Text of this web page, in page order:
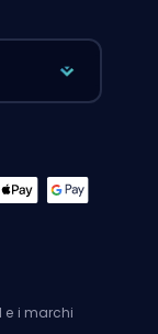
e i marchi